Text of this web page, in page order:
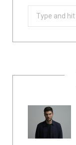
Search